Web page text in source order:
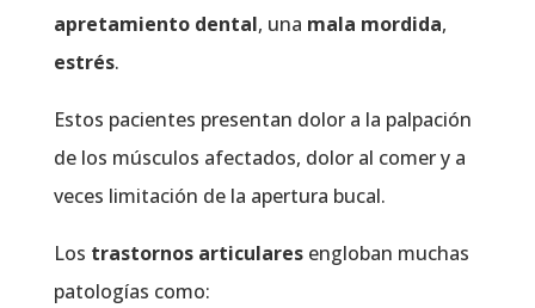
apretamiento dental, una mala mordida,
estrés.
Estos pacientes presentan dolor a la palpación
de los músculos afectados, dolor al comer y a
veces limitación de la apertura bucal.
Los trastornos articularesengloban muchas
patologías como: